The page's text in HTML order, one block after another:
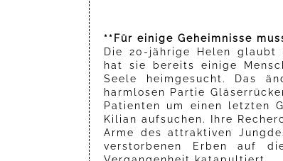
**Für einige Geheimnisse
Die 20-jährige Helen glaubt
hat sie bereits einige
Seele heimgesucht. Das
harmlosen Partie
Patienten um einen letzten
Kilian aufsuchen. Ihre
Arme des attraktiven
verstorbenen Erben auf